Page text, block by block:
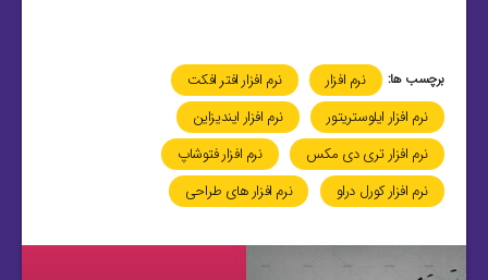
برچسب ها: نرم افزار
نرم افزار افتر افکت
نرم افزار ایلوستریتور
نرم افزار ایندیزاین
نرم افزار تری دی مکس
نرم افزار فتوشاپ
نرم افزار کورل دراو
نرم افزار های طراحی